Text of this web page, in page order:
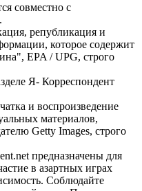
совместно с
републикация и
которое содержит
EPA / UPG, строго
Я- Корреспондент
и воспроизведение
материалов,
Getty Images, строго
предназначены для
в азартных играх
Соблюдайте